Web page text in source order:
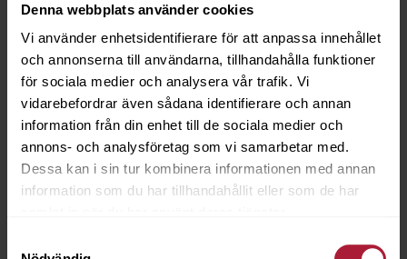
Denna webbplats använder cookies
Vi använder enhetsidentifierare för att anpassa innehållet
och annonserna till användarna, tillhandahålla funktioner
för sociala medier och analysera vår trafik. Vi
vidarebefordrar även sådana identifierare och annan
information från din enhet till de sociala medier och
annons- och analysföretag som vi samarbetar med.
Dessa kan i sin tur kombinera informationen med annan
information som du har tillhandahållit eller som de har